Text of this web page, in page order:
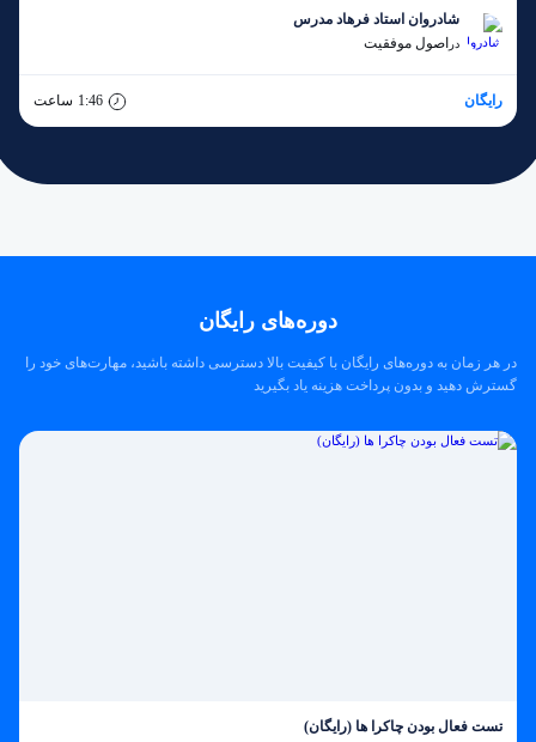
شادروان استاد فرهاد مدرس
در اصول موفقیت
رایگان 1:46 ساعت
دوره‌های رایگان
در هر زمان به دوره‌های رایگان با کیفیت بالا دسترسی داشته باشید، مهارت‌های خود را
گسترش دهید و بدون پرداخت هزینه یاد بگیرید
تست فعال بودن چاکرا ها (رایگان)